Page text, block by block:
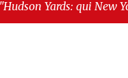
York morde il futuro"